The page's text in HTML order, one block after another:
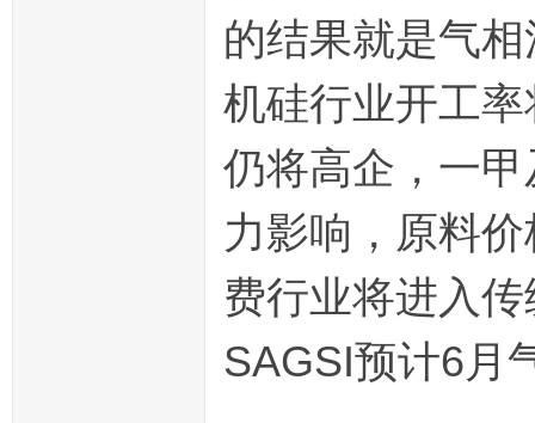
的结果就是气
机硅行业开工
仍将高企，一
力影响，原料
费行业将进入
SAGSI预计6月